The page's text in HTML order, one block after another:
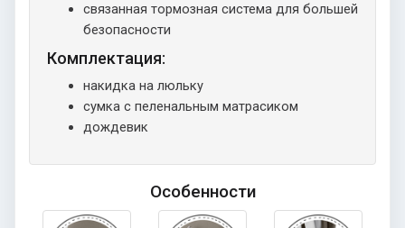
связанная тормозная система для большей
безопасности
Комплектация:
накидка на люльку
сумка с пеленальным матрасиком
дождевик
Особенности